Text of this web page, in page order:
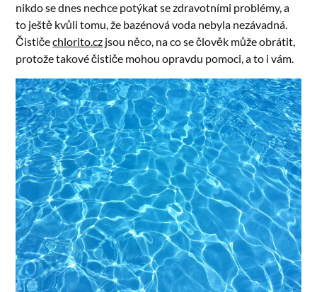
nikdo se dnes nechce potýkat se zdravotními problémy, a
to ještě kvůli tomu, že bazénová voda nebyla nezávadná.
Čističechlorito.cz jsou něco, na co se člověk může obrátit,
protože takové čističe mohou opravdu pomoci, a to i vám.